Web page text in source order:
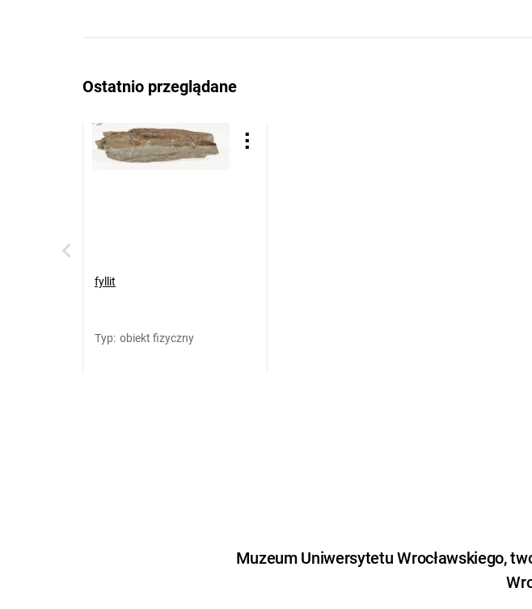
Ostatnio przeglądane
fyllit
Typ: obiekt fizyczny
Muzeum Uniwersytetu Wrocławskiego,